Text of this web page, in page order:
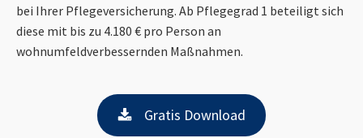
bei Ihrer Pflegeversicherung. Ab Pflegegrad 1 beteiligt sich
diese mit bis zu 4.180 € pro Person an
wohnumfeldverbessernden Maßnahmen.
Gratis Download